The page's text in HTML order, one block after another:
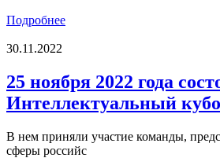
Подробнее
30.11.2022
25 ноября 2022 года
Интеллектуальный
В нем приняли участие команды,
сферы российс